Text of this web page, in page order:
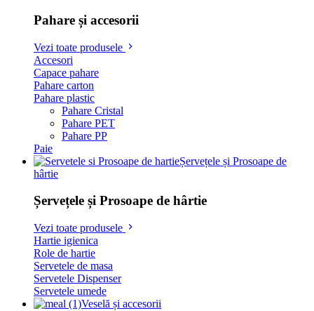
Pahare și accesorii
Vezi toate produsele
Accesori
Capace pahare
Pahare carton
Pahare plastic
Pahare Cristal
Pahare PET
Pahare PP
Paie
Șervețele și Prosoape de
hârtie
Șervețele și Prosoape de hârtie
Vezi toate produsele
Hartie igienica
Role de hartie
Servetele de masa
Servetele Dispenser
Servetele umede
Veselă și accesorii